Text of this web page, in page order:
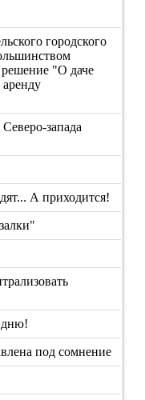
городского
"О даче
аренду
запада
А приходится!
дню!
под сомнение